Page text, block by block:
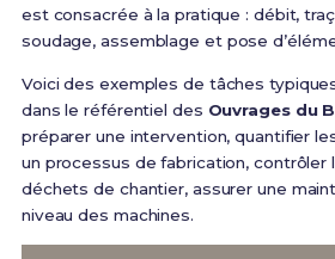
est consacrée à la pratique : débit,
soudage, assemblage et pose
Voici des exemples de tâches
dans le référentiel des Ouvrages du
préparer une intervention, quantifier
un processus de fabrication, contrôler
déchets de chantier, assurer une
niveau des machines.